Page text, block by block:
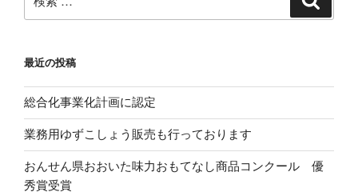
索:
最近の投稿
総合化事業化計画に認定
業務用ゆずこしょう販売も行っております
おんせん県おおいた味力おもてなし商品コンクール 優
秀賞受賞